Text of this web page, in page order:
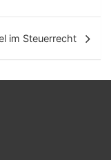
im Steuerrecht